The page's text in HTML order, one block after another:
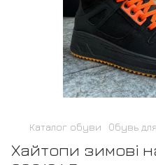
Каталог обуви Обувь
Хайтопи зимові